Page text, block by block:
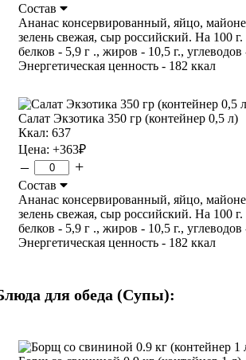
Состав
Ананас консервированный, яйцо,
зелень свежая, сыр российский. На 100
белков - 5,9 г ., жиров - 10,5 г., углеводов
Энергетическая ценность - 182 ккал
Салат Экзотика 350 гр (контейнер 0,5 л)
Ккал: 637
Цена: +363₽
– +
Состав
Ананас консервированный, яйцо,
зелень свежая, сыр российский. На 100
белков - 5,9 г ., жиров - 10,5 г., углеводов
Энергетическая ценность - 182 ккал
для обеда (Супы):